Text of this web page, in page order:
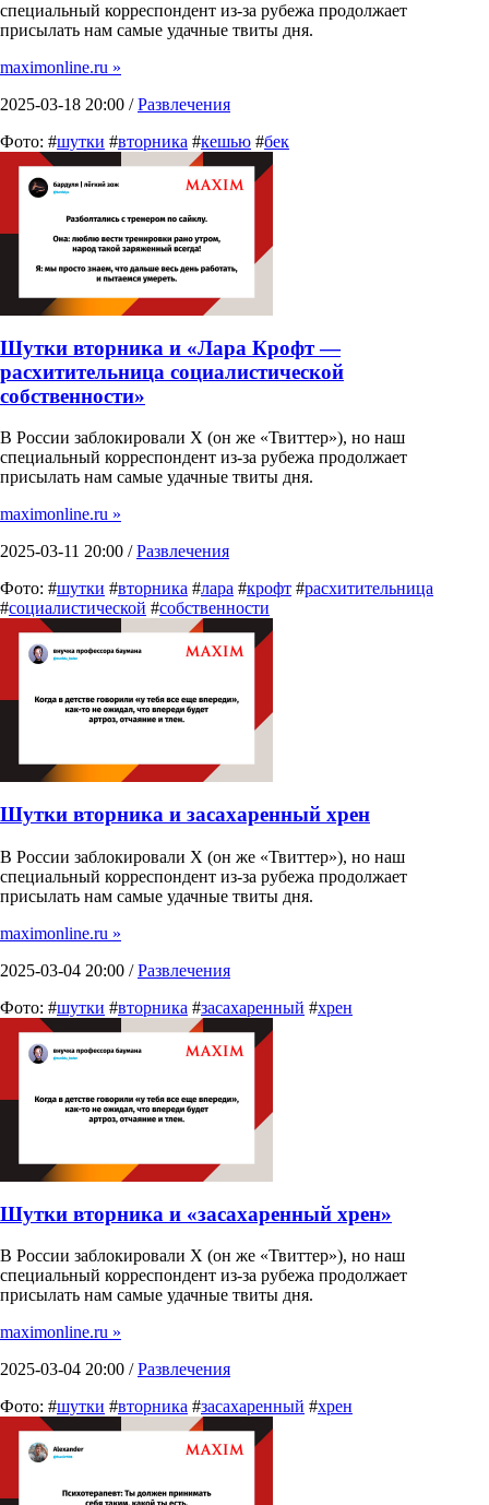
специальный корреспондент из-за рубежа продолжает
присылать нам самые удачные твиты дня.
maximonline.ru »
2025-03-18 20:00 /Развлечения
Фото: #шутки #вторника #кешью #бек
Шутки вторника и «Лара Крофт —
расхитительница социалистической
собственности»
В России заблокировали X (он же «Твиттер»), но наш
специальный корреспондент из-за рубежа продолжает
присылать нам самые удачные твиты дня.
maximonline.ru »
2025-03-11 20:00 /Развлечения
Фото: #шутки #вторника #лара #крофт #расхитительница
#социалистической #собственности
Шутки вторника и засахаренный хрен
В России заблокировали X (он же «Твиттер»), но наш
специальный корреспондент из-за рубежа продолжает
присылать нам самые удачные твиты дня.
maximonline.ru »
2025-03-04 20:00 /Развлечения
Фото: #шутки #вторника #засахаренный #хрен
Шутки вторника и «засахаренный хрен»
В России заблокировали X (он же «Твиттер»), но наш
специальный корреспондент из-за рубежа продолжает
присылать нам самые удачные твиты дня.
maximonline.ru »
2025-03-04 20:00 /Развлечения
Фото: #шутки #вторника #засахаренный #хрен